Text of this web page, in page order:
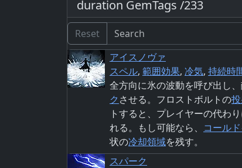
duration GemTags /233
Reset
アイスノヴァ
スペル, 範囲効果, 冷気, 持続時
全方向に氷の波動を呼び出し
ク させる。フロストボルトの
トすると、プレイヤーの代わ
れる。もし可能なら、 コールド
状の冷却領域を残す。
スパーク